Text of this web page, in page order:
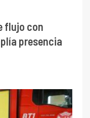
flujo con
presencia